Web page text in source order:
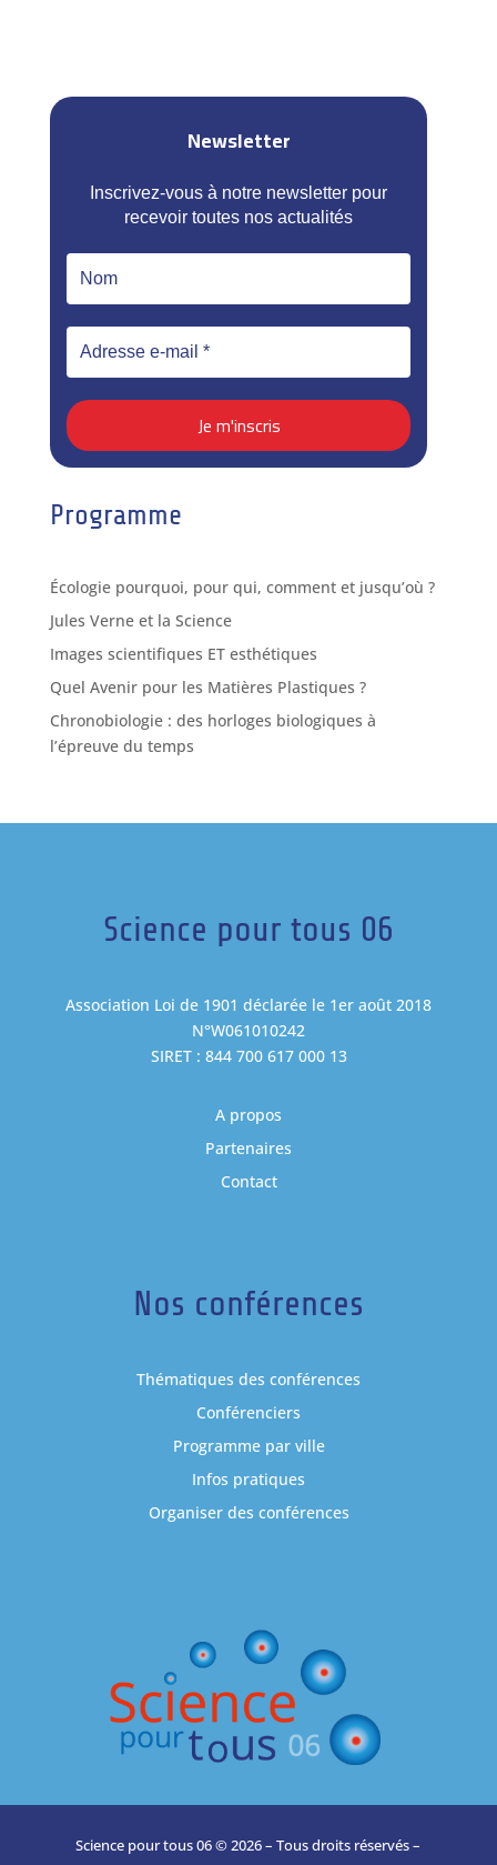
Newsletter
Inscrivez-vous à notre newsletter pour
recevoir toutes nos actualités
Programme
Écologie pourquoi, pour qui, comment et jusqu’où ?
Jules Verne et la Science
Images scientifiques ET esthétiques
Quel Avenir pour les Matières Plastiques ?
Chronobiologie : des horloges biologiques à
l’épreuve du temps
Science pour tous 06
Association Loi de 1901 déclarée le 1er août 2018
N°W061010242
SIRET : 844 700 617 000 13
A propos
Partenaires
Contact
Nos conférences
Thématiques des conférences
Conférenciers
Programme par ville
Infos pratiques
Organiser des conférences
Science pour tous 06 © 2026 – Tous droits réservés –